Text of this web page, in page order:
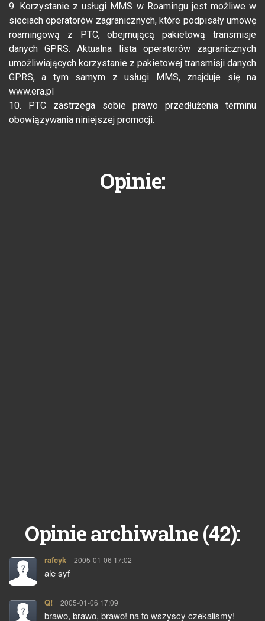
9. Korzystanie z usługi MMS w Roamingu jest możliwe w
sieciach operatorów zagranicznych, które podpisały umowę
roamingową z PTC, obejmującą pakietową transmisje
danych GPRS. Aktualna lista operatorów zagranicznych
umożliwiających korzystanie z pakietowej transmisji danych
GPRS, a tym samym z usługi MMS, znajduje się na
www.era.pl
10. PTC zastrzega sobie prawo przedłużenia terminu
obowiązywania niniejszej promocji.
Opinie:
Opinie archiwalne (42):
rafcyk pisze:
2005-01-06 17:02
ale syf
Q! pisze:
2005-01-06 17:09
brawo, brawo, brawo! na to wszyscy czekalismy!